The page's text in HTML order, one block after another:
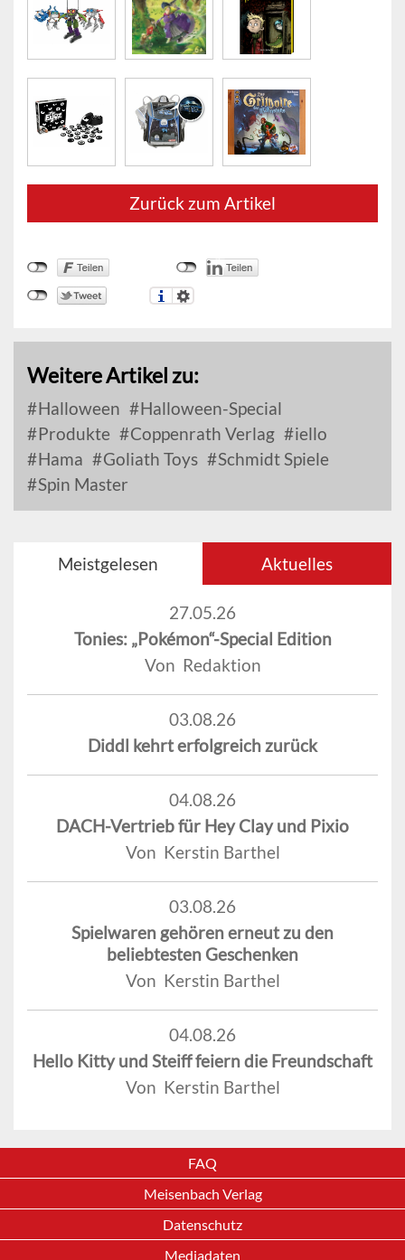
Zurück zum Artikel
Weitere Artikel zu:
Halloween
Halloween-Special
Produkte
Coppenrath Verlag
iello
Hama
Goliath Toys
Schmidt Spiele
Spin Master
Meistgelesen Aktuelles
27.05.26
Tonies: „Pokémon“-Special Edition
Von Redaktion
03.08.26
Diddl kehrt erfolgreich zurück
04.08.26
DACH-Vertrieb für Hey Clay und Pixio
Von Kerstin Barthel
03.08.26
Spielwaren gehören erneut zu den
beliebtesten Geschenken
Von Kerstin Barthel
04.08.26
Hello Kitty und Steiff feiern die Freundschaft
Von Kerstin Barthel
FAQ
Meisenbach Verlag
Datenschutz
Mediadaten